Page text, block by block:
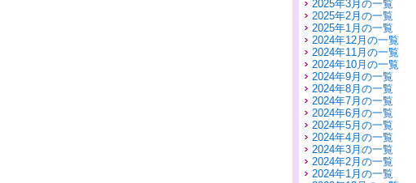
2025年3月の一覧
2025年2月の一覧
2025年1月の一覧
2024年12月の一覧
2024年11月の一覧
2024年10月の一覧
2024年9月の一覧
2024年8月の一覧
2024年7月の一覧
2024年6月の一覧
2024年5月の一覧
2024年4月の一覧
2024年3月の一覧
2024年2月の一覧
2024年1月の一覧